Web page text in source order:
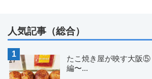
人気記事（総合）
たこ焼き屋が映す大阪
編〜...